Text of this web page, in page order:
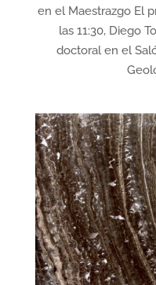
en el Maestrazgo El
las 11:30, Diego
doctoral en el